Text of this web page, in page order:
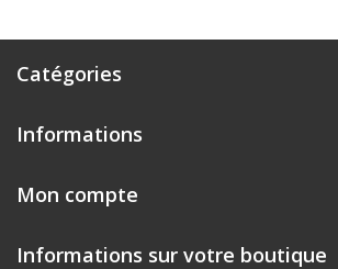
Catégories
Informations
Mon compte
Informations sur votre boutique